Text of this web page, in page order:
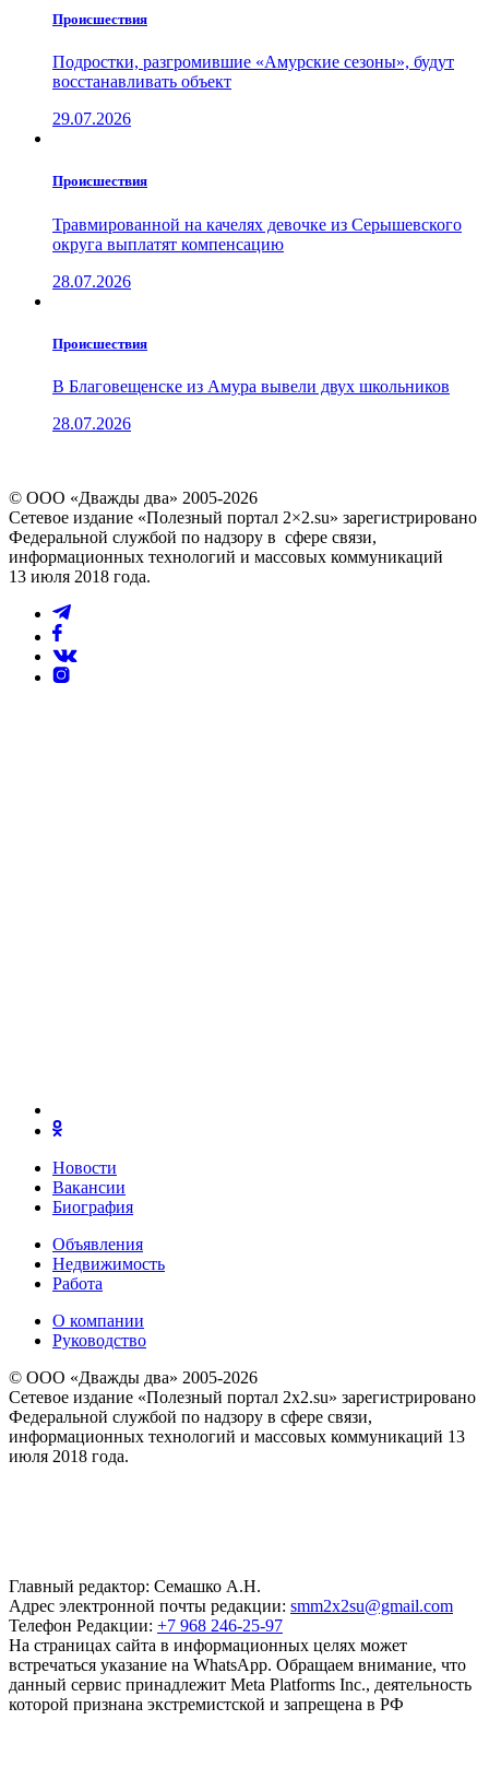
Проиcшествия
Подростки, разгромившие «Амурские сезоны», будут
восстанавливать объект
29.07.2026
Проиcшествия
Травмированной на качелях девочке из Серышевского
округа выплатят компенсацию
28.07.2026
Проиcшествия
В Благовещенске из Амура вывели двух школьников
28.07.2026
© ООО «Дважды два» 2005-2026
Сетевое издание «Полезный портал 2×2.su» зарегистрировано
Федеральной службой по надзору в сфере связи,
информационных технологий и массовых коммуникаций
13 июля 2018 года.
Новости
Вакансии
Биография
Объявления
Недвижимость
Работа
О компании
Руководство
© ООО «Дважды два» 2005-2026
Сетевое издание «Полезный портал 2x2.su» зарегистрировано
Федеральной службой по надзору в сфере связи,
информационных технологий и массовых коммуникаций 13
июля 2018 года.
Главный редактор: Семашко А.Н.
Адрес электронной почты редакции: smm2x2su@gmail.com
Телефон Редакции: +7 968 246-25-97
На страницах сайта в информационных целях может
встречаться указание на WhatsApp. Обращаем внимание, что
данный сервис принадлежит Meta Platforms Inc., деятельность
которой признана экстремистской и запрещена в РФ